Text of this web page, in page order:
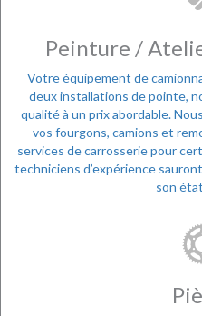
Peinture /
Votre équipement de
deux installations de pointe,
qualité à un prix abordable.
vos fourgons, camions et
services de carrosserie pour
techniciens d’expérience
son